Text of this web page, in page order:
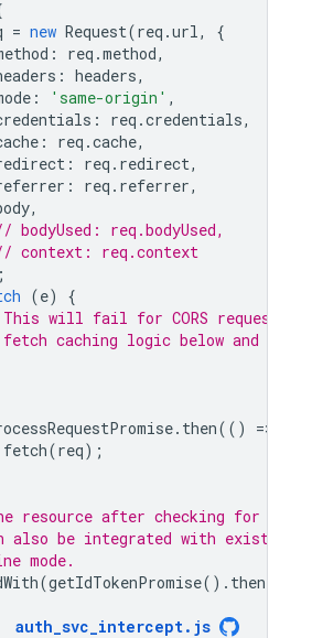
= new Request(req .url,
{
: req .method,
: headers,
: 'same-origin' ,
: req .credentials,
: req .cache,
: req . redirect,
: req . referrer,
,
bodyUsed: req.bodyUsed,
context: req.context
(e)
{
will fail for CORS requests.
caching logic below and do
. then(() =>
fetch(req);
resource after checking for the
also be integrated with existing
mode.
(getIdTokenPromise(). then
auth_svc_intercept. js